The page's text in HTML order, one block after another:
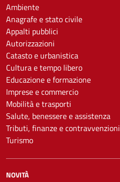
Ambiente
Anagrafe e stato civile
Appalti pubblici
Autorizzazioni
Catasto e urbanistica
Cultura e tempo libero
Educazione e formazione
Imprese e commercio
Mobilità e trasporti
Salute, benessere e assistenza
Tributi, finanze e contravvenzioni
Turismo
NOVITÀ